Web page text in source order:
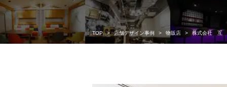
TOP 店舗デザイン事例 物販店 株式会社 互